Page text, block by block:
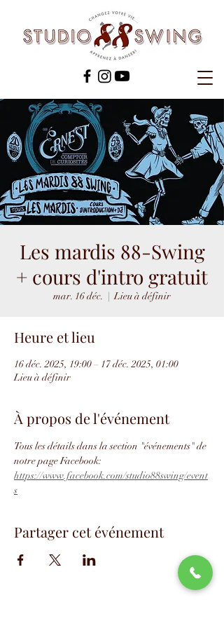
Les mardis 88-Swing
+ cours d'intro gratuit
mar. 16 déc.
  |
Lieu à définir
Heure et lieu
16 déc. 2025, 19:00 – 17 déc. 2025, 01:00
Lieu à définir
À propos de l'événement
Tous les détails dans la section "événements" de
notre page Facebook:
https://www.facebook.com/studio88swing/event
s
Partager cet événement